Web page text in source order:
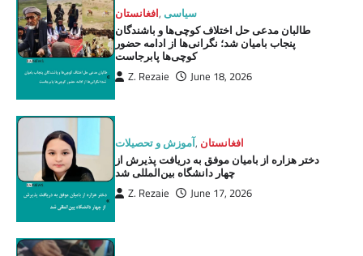
افغانستان,سیاسی
طالبان مدعی حل اختلاف کوچی‌ها و باشندگان
پنجاب بامیان شد؛ نگرانی‌ها از ادامه حضور
کوچی‌ها پابرجاست
Z. Rezaie June 18, 2026
آموزش و تحصیلات, افغانستان
دختر هزاره از بامیان موفق به دریافت پذیرش از
چهار دانشگاه بین‌المللی شد
Z. Rezaie June 17, 2026